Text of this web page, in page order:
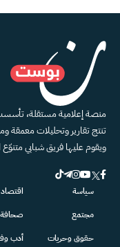
تنتج تقارير وتحليلات معمقة
ويقوم عليها فريق شبابي
سياسة
مجتمع
حقوق وحريات
اقتصاد
صحافة
أدب